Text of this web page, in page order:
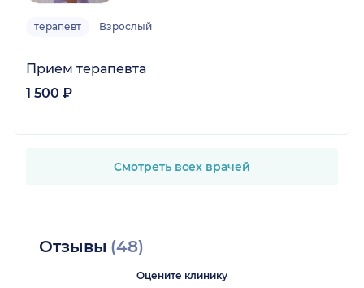
терапевт Взрослый
Прием терапевта
1 500 ₽
Смотреть всех врачей
Отзывы (48)
Оцените клинику